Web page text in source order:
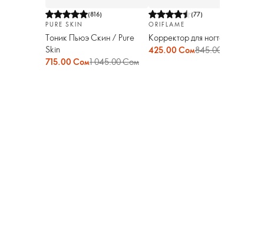
(816)
PURE SKIN
Тоник Пьюэ Скин / Pure
Skin
715.00 Сом1 045.00 Сом
(77)
ORIFLAME
Корректор для ногтей
425.00 Сом845.00 Сом